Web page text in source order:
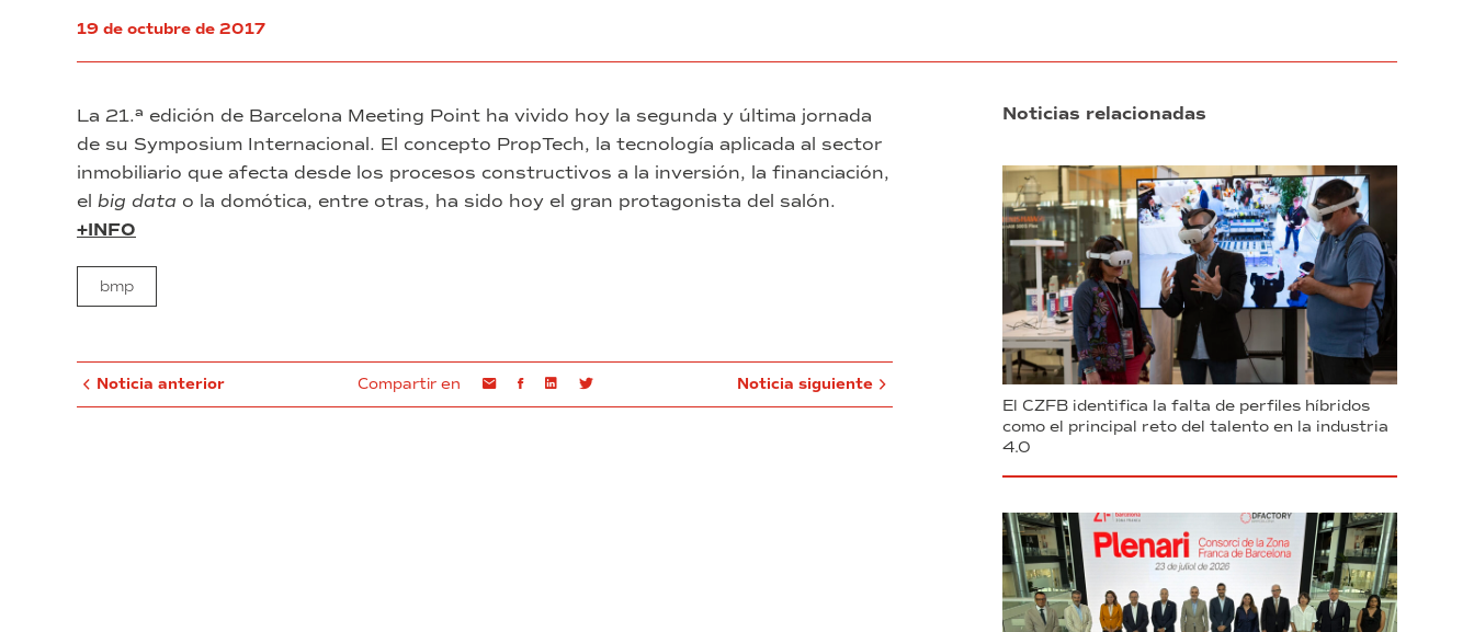
19 de octubre de 2017
La 21.ª edición de Barcelona Meeting Point ha vivido hoy la segunda y última jornada
de su Symposium Internacional. El concepto PropTech, la tecnología aplicada al sector
inmobiliario que afecta desde los procesos constructivos a la inversión, la financiación,
el big data o la domótica, entre otras, ha sido hoy el gran protagonista del salón.
+INFO
bmp
Noticia anterior Compartir en EmailFacebookLinkedin Noticia siguiente
Noticias relacionadas
El CZFB identifica la falta de perfiles híbridos
como el principal reto del talento en la industria
4.0